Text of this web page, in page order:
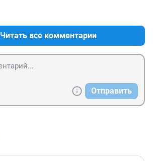
Читать все комментарии
Отправить